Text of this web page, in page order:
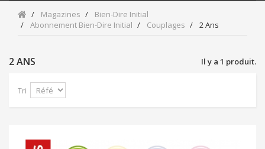
Magazines
Bien-Dire Initial
Abonnement Bien-Dire Initial
Couplages 2 Ans
2 ANS Il y a 1 produit.
Tri